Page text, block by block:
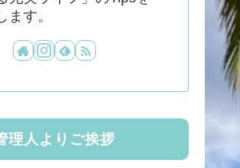
ます。
理人よりご挨拶